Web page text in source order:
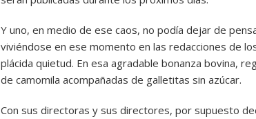
Y uno, en medio de ese caos, no podía dejar de
viviéndose en ese momento en las redacciones de
plácida quietud. En esa agradable bonanza bovina,
de camomila acompañadas de galletitas sin azúcar.
Con sus directoras y sus directores, por supuesto